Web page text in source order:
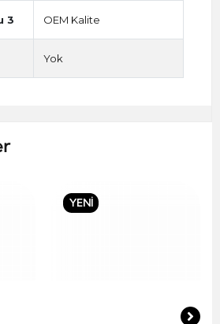
3 OEM Kalite
Yok
YENİ